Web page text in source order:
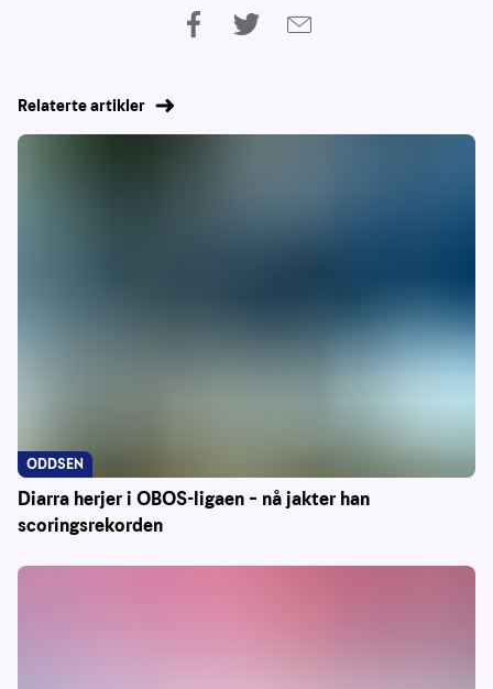
Relaterte artikler
Diarra herjer i OBOS-ligaen – nå jakter han
scoringsrekorden
ODDSEN